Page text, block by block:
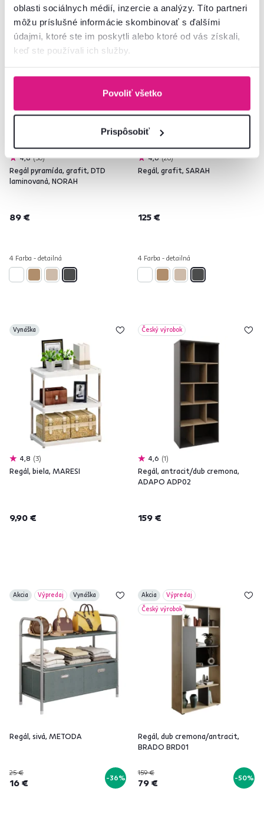
oblasti sociálnych médií, inzercie a analýzy. Títo partneri
môžu príslušné informácie skombinovať s ďalšími
údajmi, ktoré ste im poskytli alebo ktoré od vás získali,
keď ste používali ich služby.
Povoliť všetko
Prispôsobiť
Slovenský výrobok
4,8 50
Regál pyramída, grafit, DTD
laminovaná, NORAH
89 €
4 Farba - detailná
4,6 26
Regál, grafit, SARAH
125 €
4 Farba - detailná
Vynáška
4,8 3
Regál, biela, MARESI
9,90 €
Český výrobok
4,6 1
Regál, antracit/dub cremona,
ADAPO ADP02
159 €
Akcia Výpredaj Vynáška
Regál, sivá, METODA
25 €
16 € -36%
Akcia
Výpredaj
Český výrobok
Regál, dub cremona/antracit,
BRADO BRD01
159 €
79 € -50%